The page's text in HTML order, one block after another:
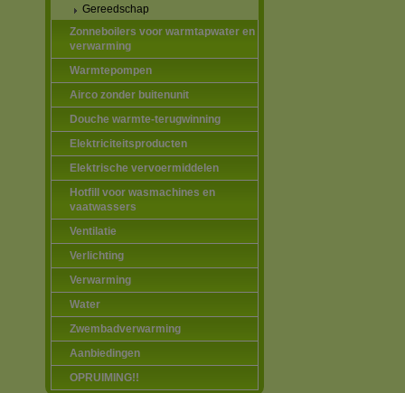
Gereedschap
Zonneboilers voor warmtapwater en
verwarming
Warmtepompen
Airco zonder buitenunit
Douche warmte-terugwinning
Elektriciteitsproducten
Elektrische vervoermiddelen
Hotfill voor wasmachines en
vaatwassers
Ventilatie
Verlichting
Verwarming
Water
Zwembadverwarming
Aanbiedingen
OPRUIMING!!